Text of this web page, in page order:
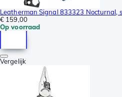
Leatherman Signal 833323 Nocturnal,
€ 159,00
Op voorraad
Vergelijk